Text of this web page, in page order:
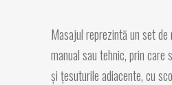
Masajul reprezintă un set de
manual sau tehnic, prin care
și țesuturile adiacente, cu